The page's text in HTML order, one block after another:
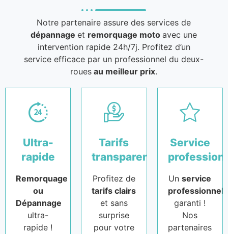
Notre partenaire assure des services de
dépannageet remorquage motoavec une
intervention rapide 24h/7j. Profitez d’un
service efficace par un professionnel du deux-
roues au meilleur prix.
Ultra-
rapide
Remorquage
ou
Dépannage
ultra-
rapide !
Tarifs
transparents
Profitez de
tarifs clairs
et sans
surprise
pour votre
Service
Unservice
professionnel
garanti !
Nos
partenaires